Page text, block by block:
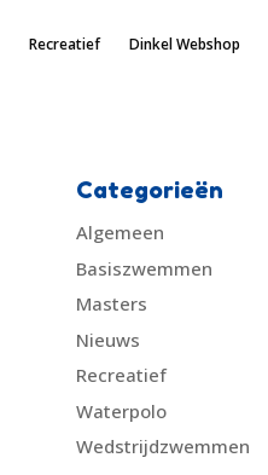
Recreatief Dinkel Webshop
Categorieën
Algemeen
Basiszwemmen
Masters
Nieuws
Recreatief
Waterpolo
Wedstrijdzwemmen